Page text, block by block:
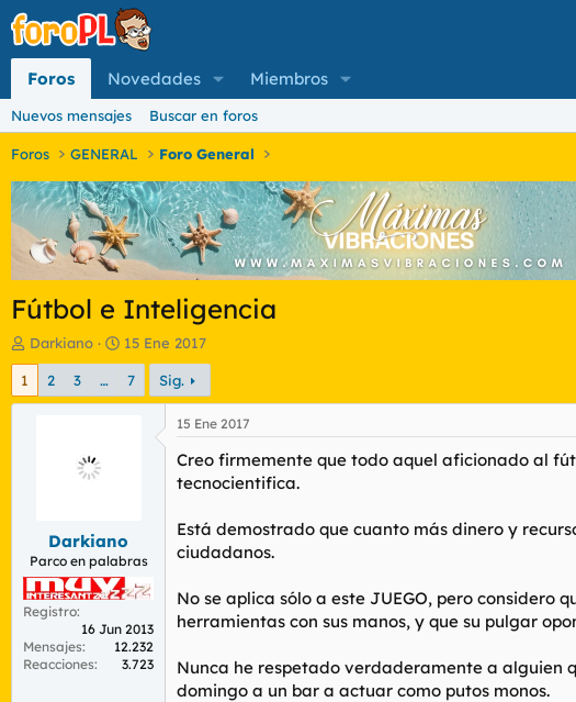
Foros Novedades Miembros
Nuevos mensajes Buscar en foros
Foros GENERAL Foro General
Fútbol e Inteligencia
I
n
c
l
t
e
m
a
Darkiano
F
e
c
h
c
i
o
15 Ene 2017
1 2 3 … 7 Sig.
Darkiano
Parco en palabras
Registro
16 Jun 2013
Mensajes
12.232
Reacciones
3.723
15 Ene 2017
Creo firmemente que todo aquel aficionado al
tecnocientifica.
Está demostrado que cuanto más dinero y
ciudadanos.
No se aplica sólo a este JUEGO, pero considero
herramientas con sus manos, y que su pulgar
Nunca he respetado verdaderamente a alguien
domingo a un bar a actuar como putos monos.